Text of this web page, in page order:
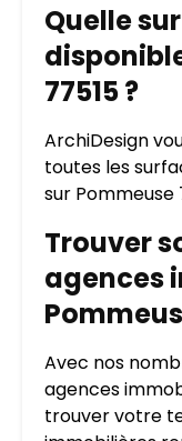
Quelle
77515 ?
ArchiDesign
toutes les
sur Pommeuse
Trouver
agences
Avec nos
agences
trouver votre